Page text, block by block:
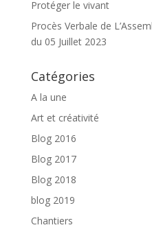
Horaires :
ou de 11h à 11h45
Où ? :
Sénès. Vous pouvez
et monter à la salle se
jeunes le long de la route
Pour qui ? :
Les parents et leurs
Tarif :
2 euros -> Atelier
Protéger le vivant
Procès Verbale de
du 05 Juillet 2023
Catégories
A la une
Art et créativité
Blog 2016
Blog 2017
Blog 2018
blog 2019
Chantiers